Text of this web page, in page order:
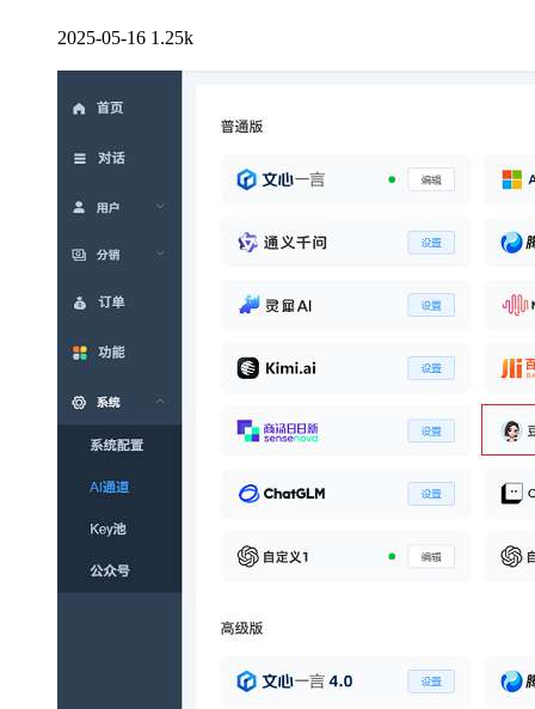
2025-05-16 1.25k